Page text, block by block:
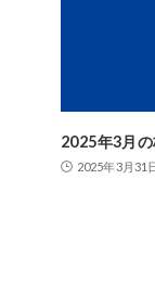
2025年3月
2025年3月31